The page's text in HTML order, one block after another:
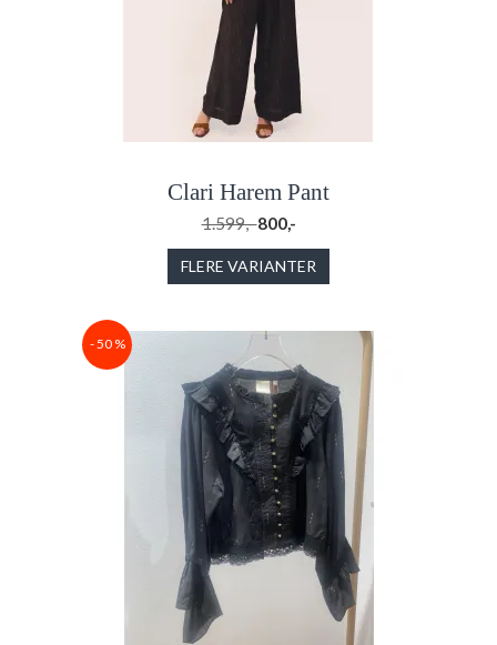
Clari Harem Pant
1.599,-800,-
FLERE VARIANTER
- 50 %